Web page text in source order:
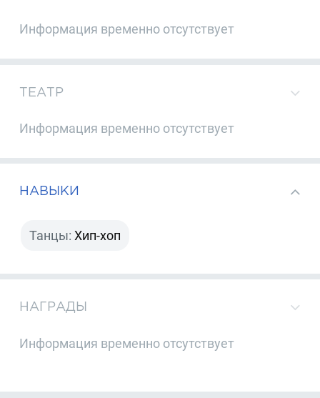
Информация временно отсутствует
ТЕАТР
Информация временно отсутствует
НАВЫКИ
Танцы: Хип-хоп
НАГРАДЫ
Информация временно отсутствует